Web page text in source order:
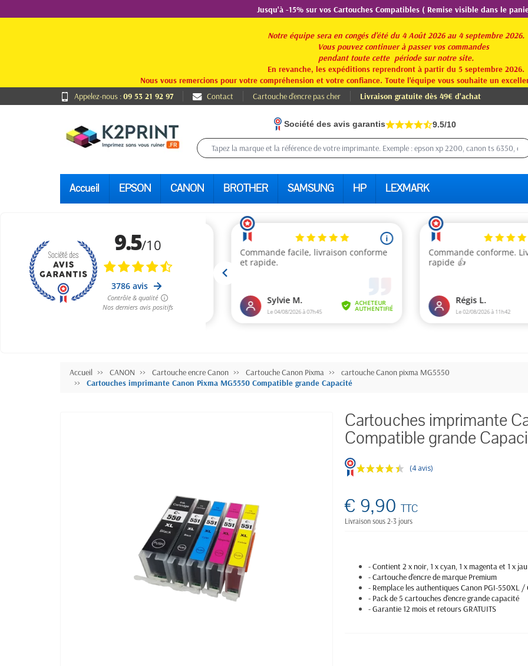
Jusqu'à -15% sur vos Cartouches Compatibles ( Remise visible dans le
Notre équipe sera en congés d'été du 4 Août 2026 au 4 septembre 2026.
Vous pouvez continuer à passer vos commandes
pendant toute cette période sur notre site.
En revanche, les expéditions reprendront à partir du 5 septembre 2026.
Nous vous remercions pour votre compréhension et votre confiance. Toute l'équipe vous souhaite un
Appelez-nous :09 53 21 92 97 Contact Cartouche d'encre pas cher Livraison gratuite dès 49€ d'achat
Société des avis garantis 9.5/10
Accueil EPSON CANON BROTHER SAMSUNG HP LEXMARK
Accueil CANON Cartouche encre Canon Cartouche Canon Pixma
cartouche Canon pixma MG5550
Cartouches imprimante Canon Pixma MG5550 Compatible grande Capacité
Cartouches imprimante
Compatible grande
(4 avis)
€ 9,90TTC
Livraison sous 2-3 jours
- Contient 2 x noir, 1 x cyan, 1 x magenta et 1 x
- Cartouche d'encre de marque Premium
- Remplace les authentiques Canon PGI-550XL /
- Pack de 5 cartouches d'encre grande capacité
- Garantie 12 mois et retours GRATUITS